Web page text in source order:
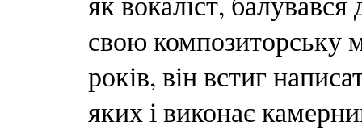
свою композиторську
років, він встиг
яких і виконає